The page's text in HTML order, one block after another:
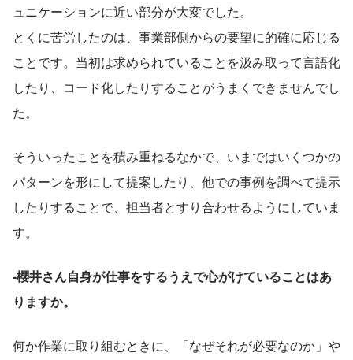
ュニケーションに近い部分が大変でした。
とくに苦労したのは、事業部側からの要望に的確に応じる
ことです。当初は求められていることを汲み取って言語化
したり、コード化したりすることがうまくできませんでし
た。
そういったことを積み重ねるなかで、いまではいくつかの
パターンを形にして提案したり、他での事例を調べて提示
したりすることで、担当者とすり合わせるようにしていま
す。
-櫻井さん自身が仕事をするうえで心がけていることはあ
りますか。
何か作業に取り組むときに、「なぜそれが必要なのか」や